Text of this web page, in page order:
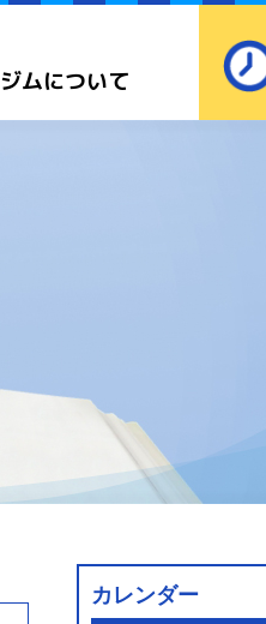
ジムについて
カレンダー